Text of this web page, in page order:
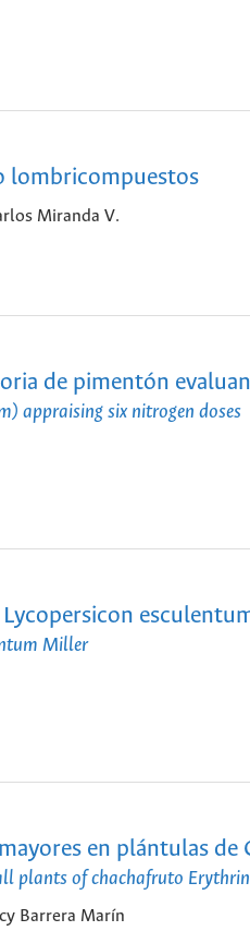
lombricompuestos
Miranda V.
de pimentón
appraising six nitrogen doses
Miller
en plántulas
plants of chachafruto
Barrera Marín